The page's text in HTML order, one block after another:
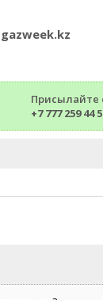
Присылайте
+7 777 259 44